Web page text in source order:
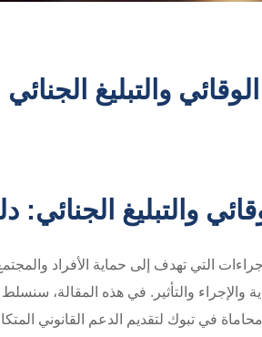
والتبليغ الجنائي
والتبليغ
التي تهدف إلى حماية الأفراد
والإجراء والتأثير. في هذه المقالة،
في تبوك لتقديم الدعم القانوني